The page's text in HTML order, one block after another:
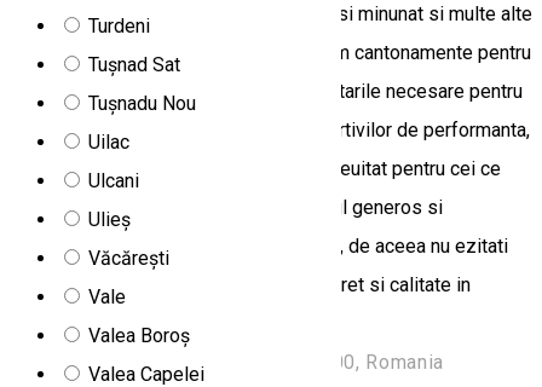
Turdeni
Tușnad Sat
Tușnadu Nou
Uilac
Ulcani
Ulieș
Văcărești
Vale
Valea Boroș
Valea Capelei
la Cabana Refugiu Faget un loc superb si minunat si multe alte
trasee turistice, deasemenea organizam cantonamente pentru
sportivi, Vila Sport dispune de toate dotarile necesare pentru
antrenamente si pregatirea fizica a sportivilor de performanta,
taberele scolare sunt o experienta de neuitat pentru cei ce
aleg vila noastra avand in vedere spatiul generos si
multitudinea posibilitatilor de agrement, de aceea nu ezitati
sa ne contactati garantam cel mai mic pret si calitate in
serviciile oferite!
Strada Stadionului 17, Borsec 535300, Romania